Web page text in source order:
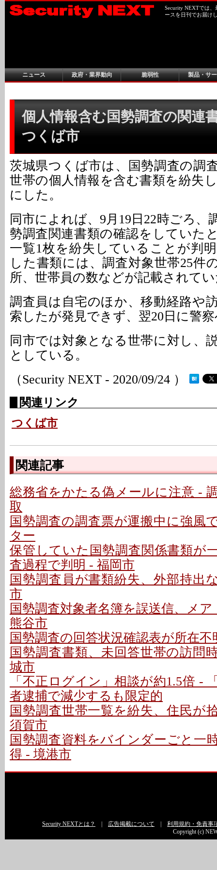
Security NEXTでは
ースを日刊でお届け
ニュース 政府・業界動向 脆弱性 製品・サ
個人情報含む国勢調査の関連
つくば市
茨城県つくば市は、国勢調査の調
世帯の個人情報を含む書類を紛失
にした。
同市によれば、9月19日22時ごろ、
勢調査関連書類の確認をしていた
一覧1枚を紛失していることが判
した書類には、調査対象世帯25件
所、世帯員の数などが記載されて
調査員は自宅のほか、移動経路や
索したが発見できず、翌20日に警
同市では対象となる世帯に対し、
としている。
（Security NEXT - 2020/09/24 ）
関連リンク
つくば市
関連記事
総務省をかたる偽メールに注意 -
取
国勢調査の調査票が運搬中に強風
ター
保管していた国勢調査関係書類が
査過程で判明 - 福岡市
国勢調査員が書類紛失、外部持出
市
国勢調査対象者名簿を誤送信、メ
熊谷市
国勢調査の回答状況確認表が所在不
国勢調査書類、未回答世帯の訪問
城市
「不正ログイン」相談が約1.5倍 -
者逮捕で減少するも限定的
国勢調査世帯一覧を紛失、住民が
須賀市
国勢調査資料をバインダーごと一
得 - 境港市
Security NEXTとは？ 広告掲載について
利用規約・免責事
Copyright (c)